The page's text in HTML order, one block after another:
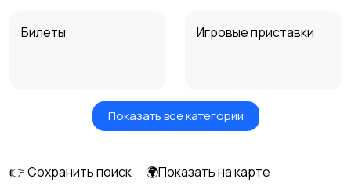
Билеты Игровые приставки
Игры для приставок и
Книги и журналы
Показать все категории
👉 Сохранить поиск
🌍Показать на карте